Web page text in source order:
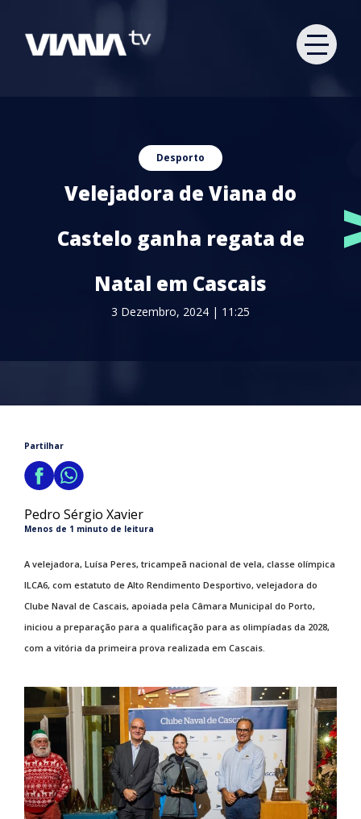
Desporto
Velejadora de Viana do
Castelo ganha regata de
Natal em Cascais
3 Dezembro, 2024 | 11:25
Partilhar
Pedro Sérgio Xavier
Menos de 1 minuto de leitura
A velejadora, Luísa Peres, tricampeã nacional de vela, classe olímpica
ILCA6, com estatuto de Alto Rendimento Desportivo, velejadora do
Clube Naval de Cascais, apoiada pela Câmara Municipal do Porto,
iniciou a preparação para a qualificação para as olimpíadas da 2028,
com a vitória da primeira prova realizada em Cascais.